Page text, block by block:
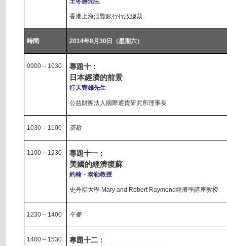
香港上海滙豐銀行行政總裁
時間 2014年8月30日（星期六）
0900 – 1030 專題十：
日本經濟的前景
行天豐雄先生
公益財團法人國際通貨研究所理事長
1030 – 1100 茶歇
1100 – 1230 專題十一：
美國的經濟復蘇
約翰・泰勒教授
史丹福大學 Mary and Robert Raymond經濟學講座教授
1230 – 1400 午餐
1400 – 1530 專題十二：